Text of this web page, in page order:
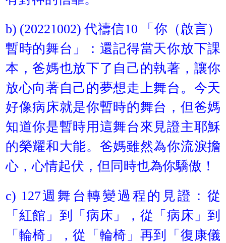
b) (20221002) 代禱信10 「你（啟言）
暫時的舞台」：還記得當天你放下課
本，爸媽也放下了自己的執著，讓你
放心向著自己的夢想走上舞台。今天
好像病床就是你暫時的舞台，但爸媽
知道你是暫時用這舞台來見證主耶穌
的榮耀和大能。爸媽雖然為你流淚擔
心，心情起伏，但同時也為你驕傲！
c) 127週舞台轉變過程的見證：從
「紅館」到「病床」，從「病床」到
「輪椅」，從「輪椅」再到「復康儀